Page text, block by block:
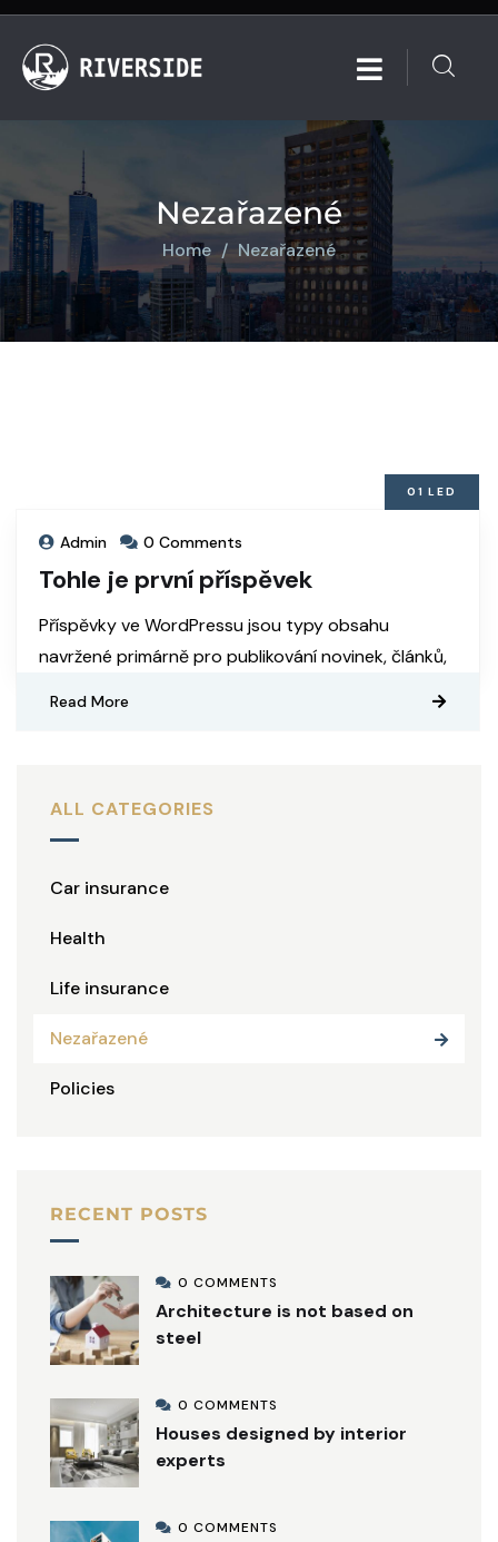
Nezařazené
Home Nezařazené
01 LED
Admin 0 Comments
Tohle je první příspěvek
Příspěvky ve WordPressu jsou typy obsahu
navržené primárně pro publikování novinek, článků,
Read More
ALL CATEGORIES
Car insurance
Health
Life insurance
Nezařazené
Policies
RECENT POSTS
0 COMMENTS
Architecture is not based on
steel
0 COMMENTS
Houses designed by interior
experts
0 COMMENTS